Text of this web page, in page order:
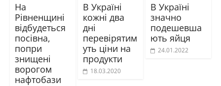
На
Рівненщині
відбудеться
посівна,
попри
знищені
ворогом
нафтобази
В Україні
кожні два
дні
перевірятим
уть ціни на
продукти
18.03.2020
В Україні
значно
подешевша
ють яйця
24.01.2022